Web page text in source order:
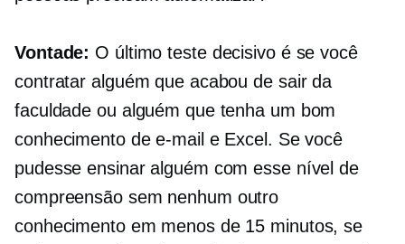
Vontade: O último teste decisivo é se você
contratar alguém que acabou de sair da
faculdade ou alguém que tenha um bom
conhecimento de e-mail e Excel. Se você
pudesse ensinar alguém com esse nível de
compreensão sem nenhum outro
conhecimento em menos de 15 minutos, se